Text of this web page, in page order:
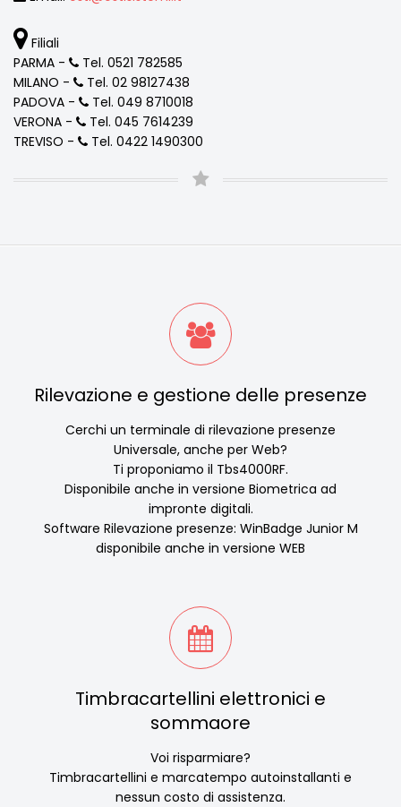
Filiali
PARMA -
Tel. 0521 782585
MILANO -
Tel. 02 98127438
PADOVA -
Tel. 049 8710018
VERONA -
Tel. 045 7614239
TREVISO -
Tel. 0422 1490300
Rilevazione e gestione delle presenze
Cerchi un terminale di rilevazione presenze
Universale, anche per Web?
Ti proponiamo il Tbs4000RF.
Disponibile anche in versione Biometrica ad
impronte digitali.
Software Rilevazione presenze: WinBadge Junior M
disponibile anche in versione WEB
Timbracartellini elettronici e
sommaore
Voi risparmiare?
Timbracartellini e marcatempo autoinstallanti e
nessun costo di assistenza.